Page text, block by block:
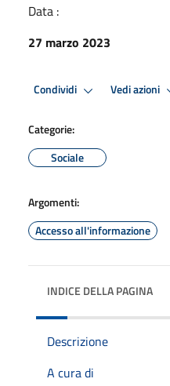
Data :
27 marzo 2023
Condividi Vedi azioni
Categorie:
Sociale
Argomenti:
Accesso all'informazione
INDICE DELLA PAGINA
Descrizione
A cura di